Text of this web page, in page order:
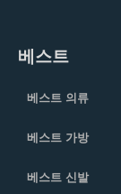
베스트
베스트 의류
베스트 가방
베스트 신발